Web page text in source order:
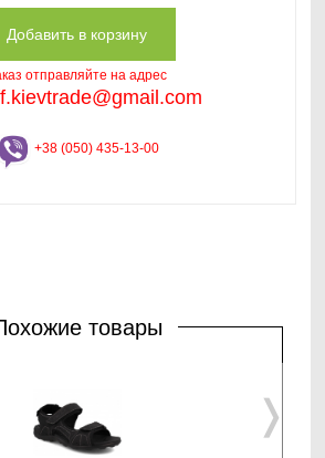
отправляйте на адрес
+38 (050) 435-13-00
товары
❭